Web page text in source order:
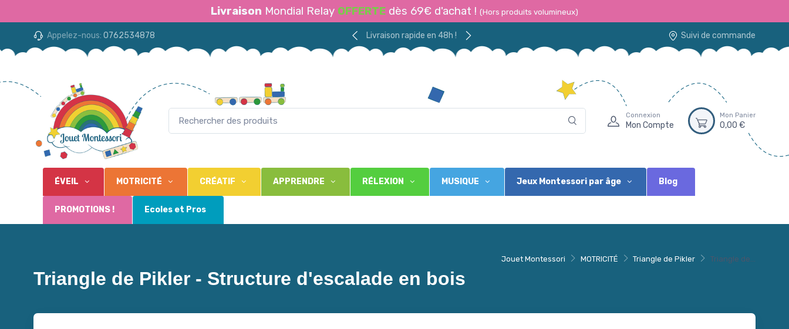
Livraison Mondial Relay OFFERTE dès 69€ d'achat ! (Hors produits volumineux)
Appelez-nous: 0762534878 Livraison rapide en 48h ! Suivi de commande
Connexion
Mon Compte
Mon Panier
0,00 €
ÉVEIL MOTRICITÉ CRÉATIF APPRENDRE RÉLEXION MUSIQUE Jeux Montessori par âge Blog
PROMOTIONS ! Ecoles et Pros
Jouet Montessori MOTRICITÉ Triangle de Pikler Triangle de...
Triangle de Pikler - Structure d'escalade en bois